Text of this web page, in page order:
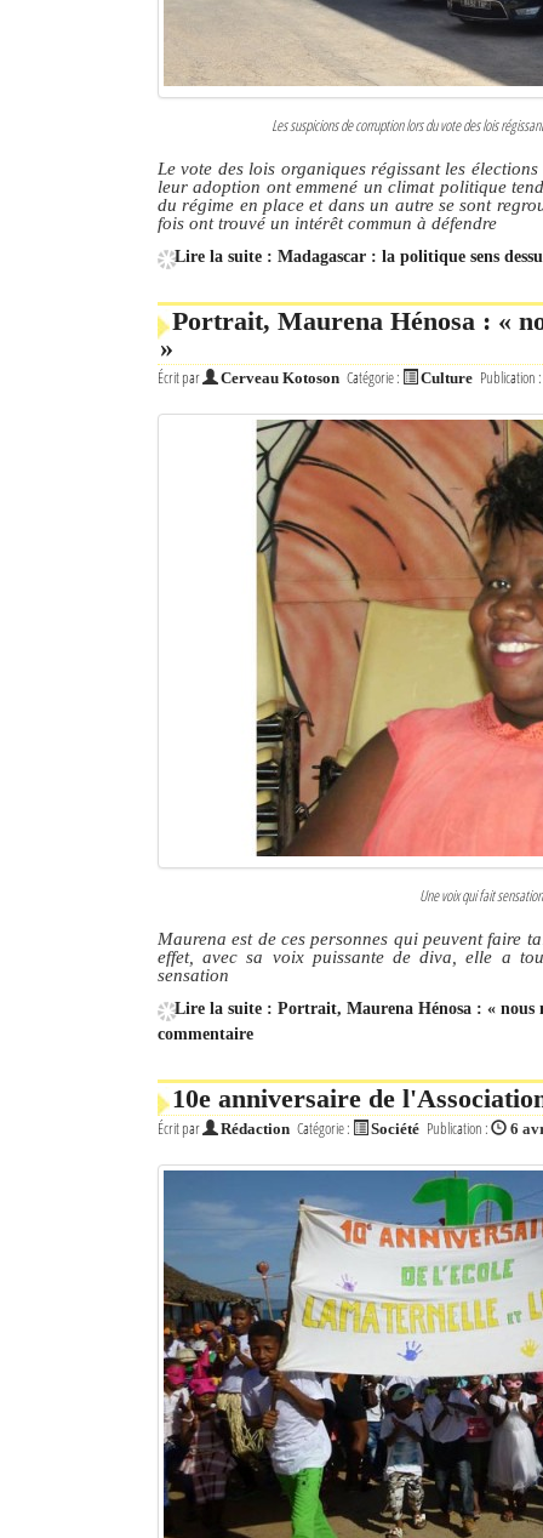
Les suspicions de corruption lors du vote des lois
Le vote des lois organiques régissant les
leur adoption ont emmené un climat politique
du régime en place et dans un autre se sont
fois ont trouvé un intérêt commun à défendre
Lire la suite : Madagascar : la politique sens
Portrait, Maurena Hénosa : «
»
Écrit par Cerveau Kotoson Catégorie : Culture Publication :
Une voix qui fait
Maurena est de ces personnes qui peuvent faire
effet, avec sa voix puissante de diva, elle a
sensation
Lire la suite : Portrait, Maurena Hénosa : « nous
commentaire
10e anniversaire de
Écrit par Rédaction Catégorie : Société Publication : 6